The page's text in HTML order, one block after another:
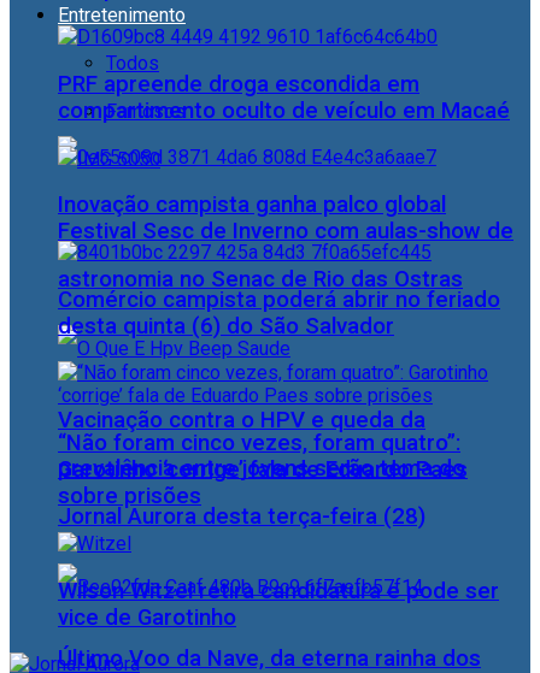
Entretenimento
Todos
Famosos
Festival Sesc de Inverno com aulas-show de
astronomia no Senac de Rio das Ostras
Vacinação contra o HPV e queda da
prevalência entre jovens serão tema do
Jornal Aurora desta terça-feira (28)
Último Voo da Nave, da eterna rainha dos
PRF apreende droga escondida em
compartimento oculto de veículo em Macaé
Inovação campista ganha palco global
Comércio campista poderá abrir no feriado
desta quinta (6) do São Salvador
“Não foram cinco vezes, foram quatro”:
Garotinho ‘corrige’ fala de Eduardo Paes
sobre prisões
Wilson Witzel retira candidatura e pode ser
vice de Garotinho